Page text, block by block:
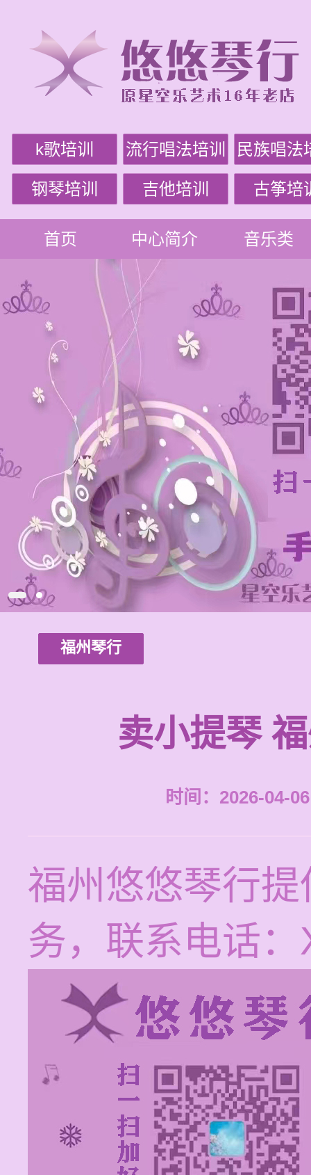
k歌培训 流行唱法培训 民族唱法
钢琴培训 吉他培训 古筝培
首页 中心简介 音乐类
福州琴行
卖小提琴
时间：2026-04-
福州悠悠琴行
务，联系电话